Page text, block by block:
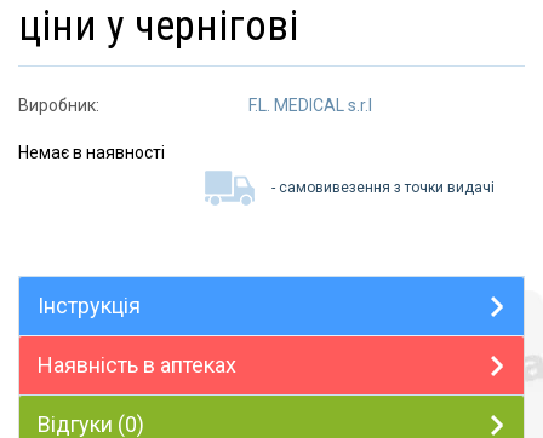
ціни у чернігові
Виробник: F.L. MEDICAL s.r.l
Немає в наявності
- самовивезення з точки видачі
Інструкція
Наявність в аптеках
Відгуки (0)